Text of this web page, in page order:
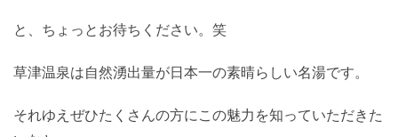
と、ちょっとお待ちください。笑
草津温泉は自然湧出量が日本一の素晴らしい名湯です。
それゆえぜひたくさんの方にこの魅力を知っていただきた